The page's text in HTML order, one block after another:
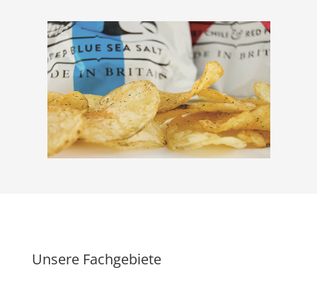
der neu gegründeten Gesellschaft als auch
die Interessen der – teils konkurrierenden –
Gesellschafter in Einklang zu bringen.
Unsere Fachgebiete